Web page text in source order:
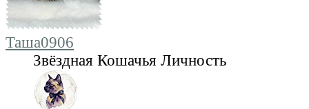
Таша0906
Звёздная Кошачья Личность